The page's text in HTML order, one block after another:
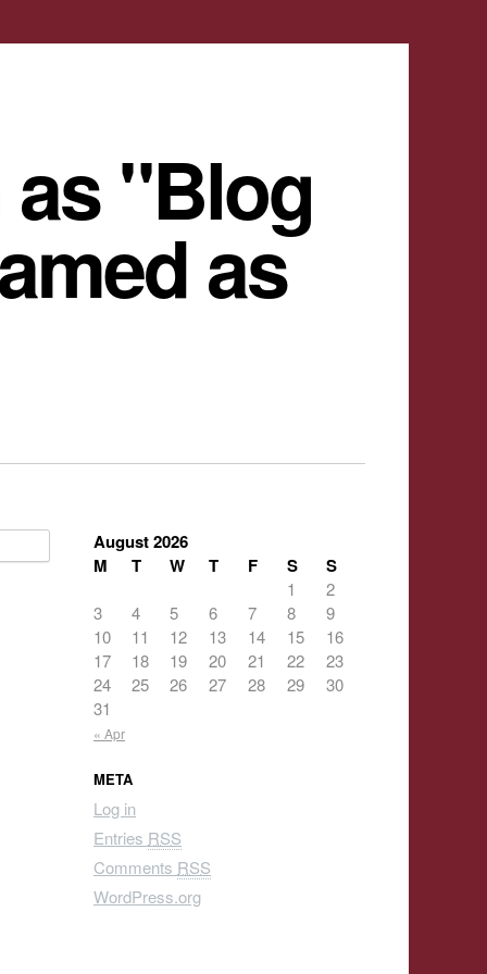
"Blog
as
August 2026
M
T W T F S S
« Apr
1
2
3
4 5 6 7 8
9
10
11 12 13 14 15
16
17
18 19 20 21 22
23
24
25 26 27 28 29
30
31
META
Log in
Entries RSS
Comments RSS
WordPress.org